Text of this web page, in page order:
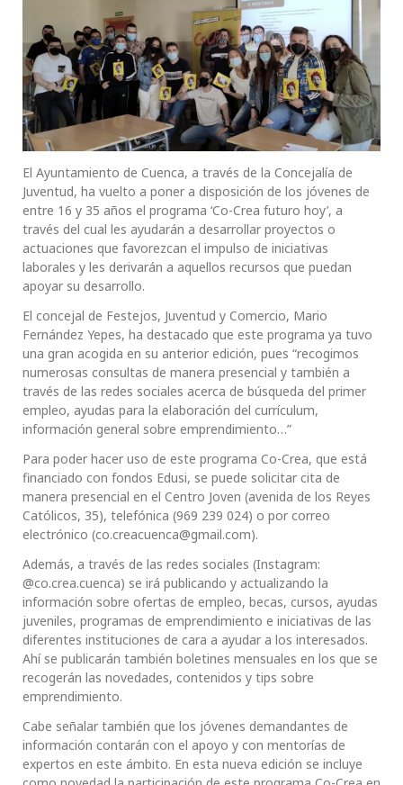
El Ayuntamiento de Cuenca, a través de la Concejalía de
Juventud, ha vuelto a poner a disposición de los jóvenes de
entre 16 y 35 años el programa ‘Co-Crea futuro hoy’, a
través del cual les ayudarán a desarrollar proyectos o
actuaciones que favorezcan el impulso de iniciativas
laborales y les derivarán a aquellos recursos que puedan
apoyar su desarrollo.
El concejal de Festejos, Juventud y Comercio, Mario
Fernández Yepes, ha destacado que este programa ya tuvo
una gran acogida en su anterior edición, pues “recogimos
numerosas consultas de manera presencial y también a
través de las redes sociales acerca de búsqueda del primer
empleo, ayudas para la elaboración del currículum,
información general sobre emprendimiento…”
Para poder hacer uso de este programa Co-Crea, que está
financiado con fondos Edusi, se puede solicitar cita de
manera presencial en el Centro Joven (avenida de los Reyes
Católicos, 35), telefónica (969 239 024) o por correo
electrónico (co.creacuenca@gmail.com).
Además, a través de las redes sociales (Instagram:
@co.crea.cuenca) se irá publicando y actualizando la
información sobre ofertas de empleo, becas, cursos, ayudas
juveniles, programas de emprendimiento e iniciativas de las
diferentes instituciones de cara a ayudar a los interesados.
Ahí se publicarán también boletines mensuales en los que se
recogerán las novedades, contenidos y tips sobre
emprendimiento.
Cabe señalar también que los jóvenes demandantes de
información contarán con el apoyo y con mentorías de
expertos en este ámbito. En esta nueva edición se incluye